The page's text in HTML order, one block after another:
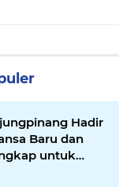
Hadir
Baru dan
untuk
Tamu